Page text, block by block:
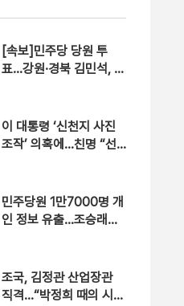
[속보]민주당 당원 투
표…강원·경북 김민석, 대
이 대통령 ‘신천지 사진
조작’ 의혹에…친명 “선
민주당원 1만7000명 개
인 정보 유출…조승래
조국, 김정관 산업장관
직격…“박정희 때의 시대